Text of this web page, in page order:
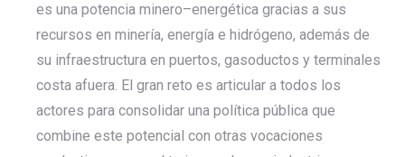
es una potencia minero–energética gracias a sus
recursos en minería, energía e hidrógeno, además de
su infraestructura en puertos, gasoductos y terminales
costa afuera. El gran reto es articular a todos los
actores para consolidar una política pública que
combine este potencial con otras vocaciones